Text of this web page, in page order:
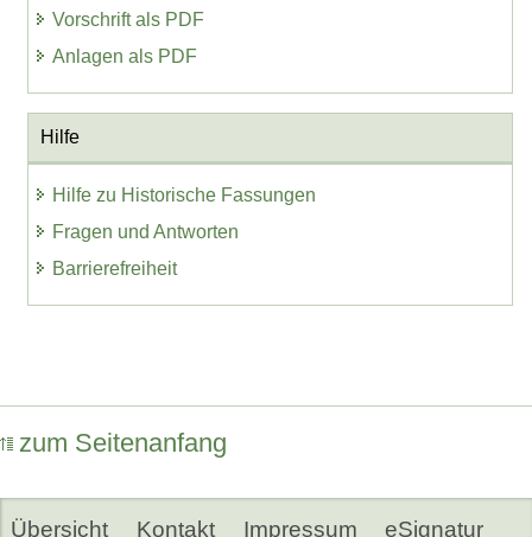
Vorschrift als PDF
Anlagen als PDF
Hilfe
Hilfe zu Historische Fassungen
Fragen und Antworten
Barrierefreiheit
zum Seitenanfang
Übersicht Kontakt Impressum eSignatur